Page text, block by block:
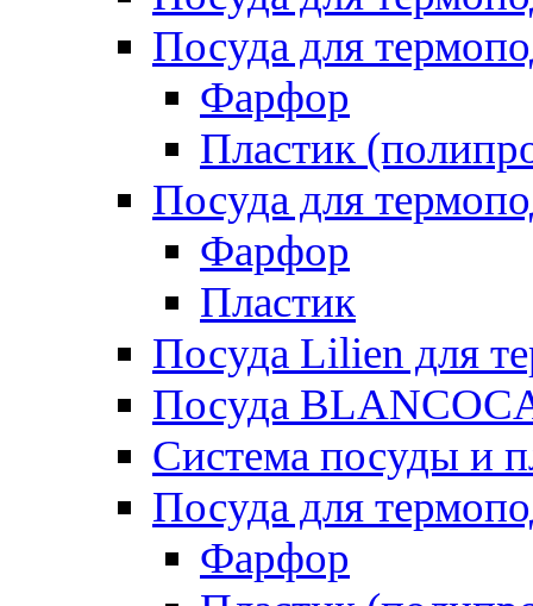
Посуда для
Фарфор
Пластик
Посуда для
Фарфор
Пластик
Посуда Lilien для
Посуда
Система посуды и
Посуда для
Фарфор